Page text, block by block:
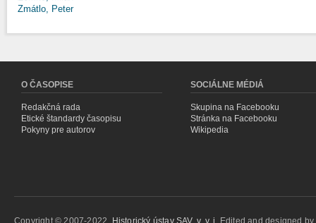
Zmátlo, Peter
O ČASOPISE
Redakčná rada
Etické štandardy časopisu
Pokyny pre autorov
SOCIÁLNE MÉDIÁ
Skupina na Facebooku
Stránka na Facebooku
Wikipedia